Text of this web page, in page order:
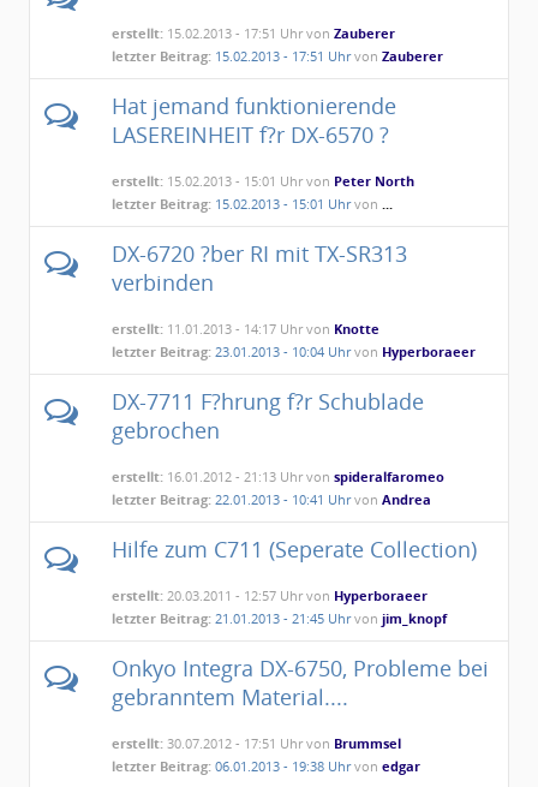
erstellt: 15.02.2013 - 17:51 Uhr vonZauberer
letzter Beitrag: 15.02.2013 - 17:51 UhrvonZauberer
Hat jemand funktionierende
LASEREINHEIT f?r DX-6570 ?
erstellt: 15.02.2013 - 15:01 Uhr von Peter North
letzter Beitrag: 15.02.2013 - 15:01 Uhrvon...
DX-6720 ?ber RI mit TX-SR313
verbinden
erstellt: 11.01.2013 - 14:17 Uhr von Knotte
letzter Beitrag: 23.01.2013 - 10:04 Uhrvon Hyperboraeer
DX-7711 F?hrung f?r Schublade
gebrochen
erstellt: 16.01.2012 - 21:13 Uhr vonspideralfaromeo
letzter Beitrag: 22.01.2013 - 10:41 UhrvonAndrea
Hilfe zum C711 (Seperate Collection)
erstellt: 20.03.2011 - 12:57 Uhr von Hyperboraeer
letzter Beitrag: 21.01.2013 - 21:45 Uhrvonjim_knopf
Onkyo Integra DX-6750, Probleme bei
gebranntem Material....
erstellt: 30.07.2012 - 17:51 Uhr von Brummsel
letzter Beitrag: 06.01.2013 - 19:38 Uhrvonedgar